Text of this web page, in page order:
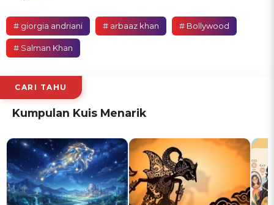
# giorgia andriani # arbaaz khan # Bollywood
# Salman Khan
CARI TAHU
Kumpulan Kuis Menarik